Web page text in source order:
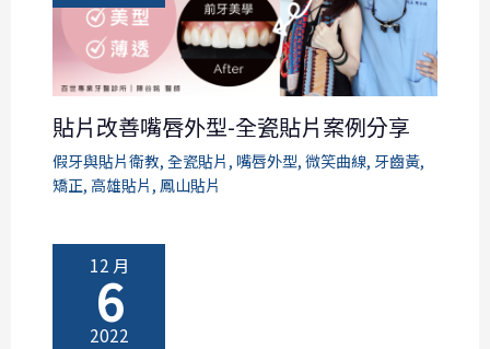
貼片改善嘴唇外型-全瓷貼片案例分享
假牙與貼片衛教,全瓷貼片 ,嘴唇外型,微笑曲線, 牙齒黃,
矯正, 高雄貼片 , 鳳山貼片
12 月
6
2022